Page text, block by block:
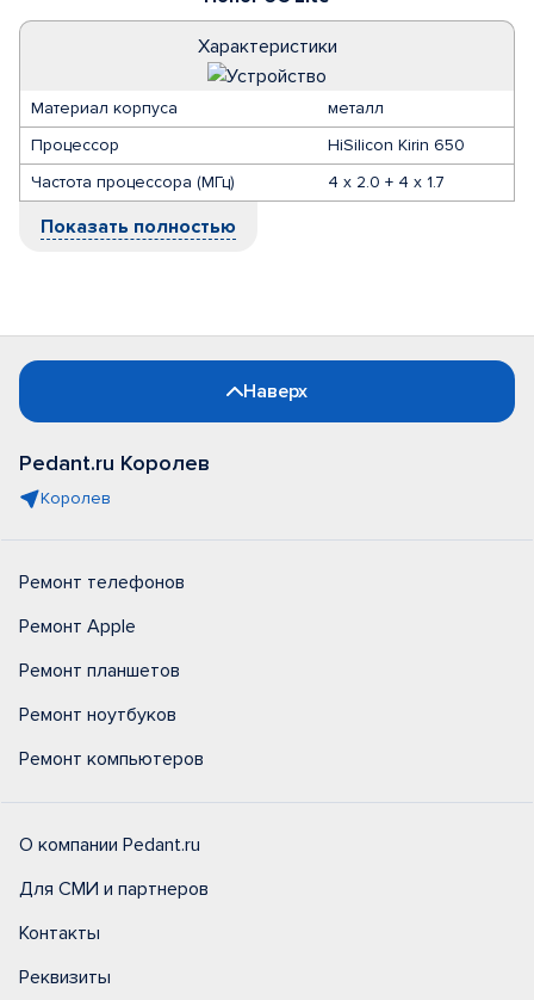
Характеристики
Материал корпуса
металл
Процессор
HiSilicon Kirin 650
Частота процессора (МГц)
4 x 2.0 + 4 x 1.7
Показать полностью
Наверх
Pedant.ru Королев
Королев
Ремонт телефонов
Ремонт Apple
Ремонт планшетов
Ремонт ноутбуков
Ремонт компьютеров
О компании Pedant.ru
Для СМИ и партнеров
Контакты
Реквизиты